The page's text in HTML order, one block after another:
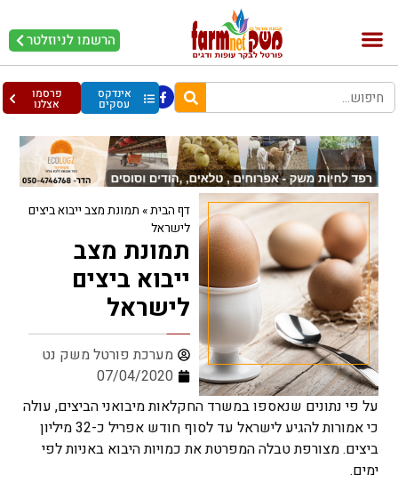
הרשמו לניוזלטר
אינדקס
עסקים
פרסמו
אצלנו
דף הבית» תמונת מצב ייבוא ביצים
לישראל
תמונת מצב
ייבוא ביצים
לישראל
מערכת פורטל משק נט
07/04/2020
על פי נתונים שנאספו במשרד החקלאות מיבואני הביצים, עולה
כי אמורות להגיע לישראל עד לסוף חודש אפריל כ-32 מיליון
ביצים. מצורפת טבלה המפרטת את כמויות היבוא באניות לפי
ימים.